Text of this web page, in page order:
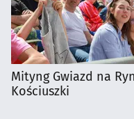
Mityng Gwiazd na
Kościuszki